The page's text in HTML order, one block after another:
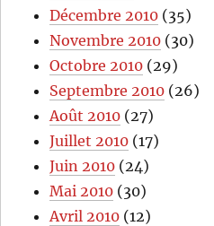
Décembre 2010 (35)
Novembre 2010 (30)
Octobre 2010 (29)
Septembre 2010 (26)
Août 2010 (27)
Juillet 2010 (17)
Juin 2010 (24)
Mai 2010 (30)
Avril 2010 (12)